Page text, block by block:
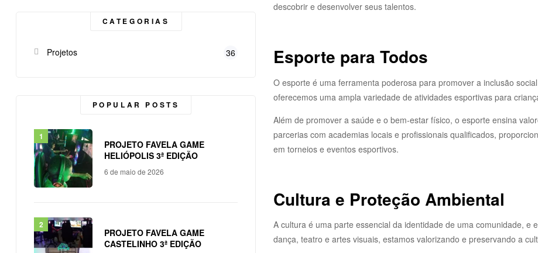
descobrir e desenvolver seus talentos.
Esporte para Todos
O esporte é uma ferramenta poderosa para promover a inclusão
oferecemos uma ampla variedade de atividades esportivas para
Além de promover a saúde e o bem-estar físico, o esporte ensina
parcerias com academias locais e profissionais qualificados,
em torneios e eventos esportivos.
Cultura e Proteção Ambiental
A cultura é uma parte essencial da identidade de uma comunidade, e
dança, teatro e artes visuais, estamos valorizando e preservando a
CATEGORIAS
Projetos 36
POPULAR POSTS
PROJETO FAVELA GAME
HELIÓPOLIS 3ª EDIÇÃO
6 de maio de 2026
PROJETO FAVELA GAME
CASTELINHO 3ª EDIÇÃO